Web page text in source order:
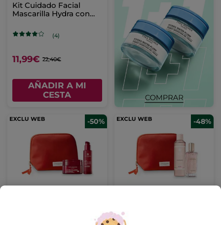
Kit Cuidado Facial
Mascarilla Hydra con
(4)
11,99€ 22,40€
AÑADIR A MI
CESTA
-50% -48%